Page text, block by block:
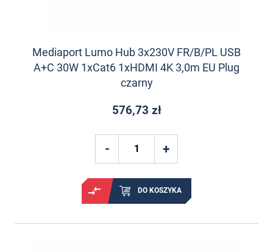
Mediaport Lumo Hub 3x230V FR/B/PL USB
A+C 30W 1xCat6 1xHDMI 4K 3,0m EU Plug
czarny
576,73 zł
DO KOSZYKA